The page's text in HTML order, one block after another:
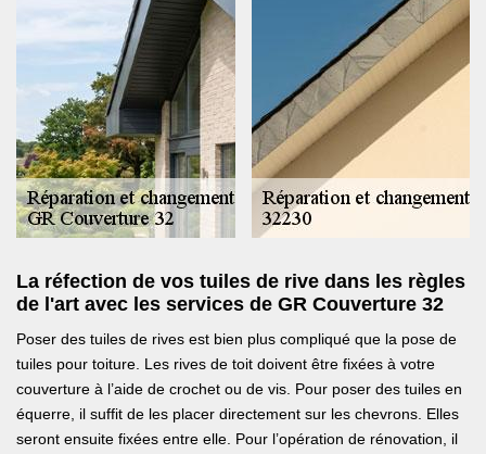
La réfection de vos tuiles de rive dans les règles
de l'art avec les services de GR Couverture 32
Poser des tuiles de rives est bien plus compliqué que la pose de
tuiles pour toiture. Les rives de toit doivent être fixées à votre
couverture à l’aide de crochet ou de vis. Pour poser des tuiles en
équerre, il suffit de les placer directement sur les chevrons. Elles
seront ensuite fixées entre elle. Pour l’opération de rénovation, il